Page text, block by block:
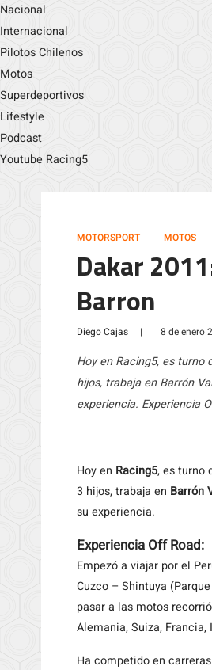
Nacional
Internacional
Pilotos Chilenos
Motos
Superdeportivos
Lifestyle
Podcast
Youtube Racing5
MOTORSPORT MOTOS
Dakar
Barron
Diego Cajas | 8 de enero
Hoy en Racing5, es
hijos, trabaja en Barrón
experiencia. Experiencia
Hoyen Racing5, es turno
3 hijos, trabaja en Barrón
su experiencia.
Experiencia Off Road:
Empezó a viajar por el
Cuzco – Shintuya
pasar a las motos
Alemania, Suiza,
Ha competido en carreras